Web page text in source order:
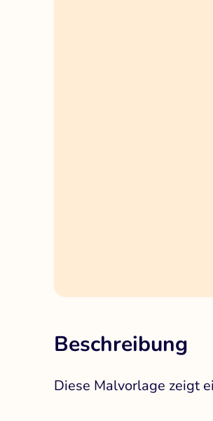
Beschreibung
Diese Malvorlage zeigt